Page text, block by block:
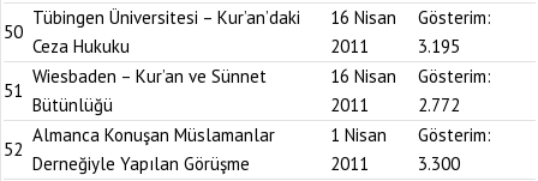
50
Tübingen Üniversitesi – Kur’an’daki
Ceza Hukuku
16 Nisan
2011
Gösterim:
3.195
51
Wiesbaden – Kur’an ve Sünnet
Bütünlüğü
16 Nisan
2011
Gösterim:
2.772
52
Almanca Konuşan Müslamanlar
Derneğiyle Yapılan Görüşme
1 Nisan
2011
Gösterim:
3.300